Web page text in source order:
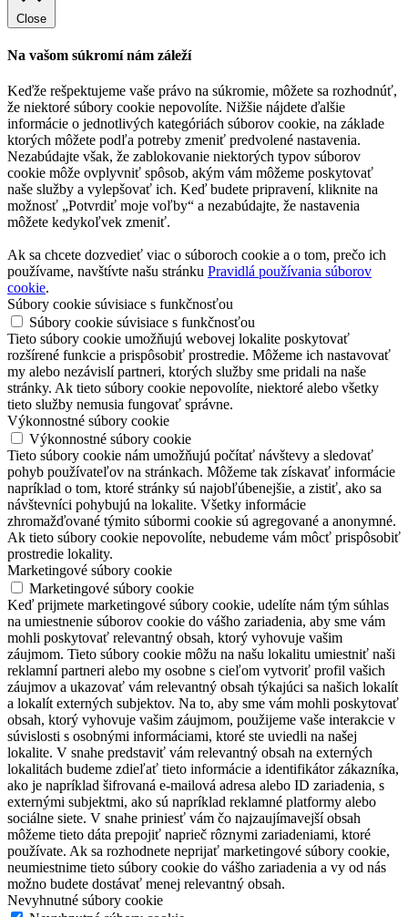
Close
Na vašom súkromí nám záleží
Keďže rešpektujeme vaše právo na súkromie, môžete sa rozhodnúť,
že niektoré súbory cookie nepovolíte. Nižšie nájdete ďalšie
informácie o jednotlivých kategóriách súborov cookie, na základe
ktorých môžete podľa potreby zmeniť predvolené nastavenia.
Nezabúdajte však, že zablokovanie niektorých typov súborov
cookie môže ovplyvniť spôsob, akým vám môžeme poskytovať
naše služby a vylepšovať ich. Keď budete pripravení, kliknite na
možnosť „Potvrdiť moje voľby“ a nezabúdajte, že nastavenia
môžete kedykoľvek zmeniť.
Ak sa chcete dozvedieť viac o súboroch cookie a o tom, prečo ich
používame, navštívte našu stránku Pravidlá používania súborov
cookie.
Súbory cookie súvisiace s funkčnosťou
Súbory cookie súvisiace s funkčnosťou
Tieto súbory cookie umožňujú webovej lokalite poskytovať
rozšírené funkcie a prispôsobiť prostredie. Môžeme ich nastavovať
my alebo nezávislí partneri, ktorých služby sme pridali na naše
stránky. Ak tieto súbory cookie nepovolíte, niektoré alebo všetky
tieto služby nemusia fungovať správne.
Výkonnostné súbory cookie
Výkonnostné súbory cookie
Tieto súbory cookie nám umožňujú počítať návštevy a sledovať
pohyb používateľov na stránkach. Môžeme tak získavať informácie
napríklad o tom, ktoré stránky sú najobľúbenejšie, a zistiť, ako sa
návštevníci pohybujú na lokalite. Všetky informácie
zhromažďované týmito súbormi cookie sú agregované a anonymné.
Ak tieto súbory cookie nepovolíte, nebudeme vám môcť prispôsobiť
prostredie lokality.
Marketingové súbory cookie
Marketingové súbory cookie
Keď prijmete marketingové súbory cookie, udelíte nám tým súhlas
na umiestnenie súborov cookie do vášho zariadenia, aby sme vám
mohli poskytovať relevantný obsah, ktorý vyhovuje vašim
záujmom. Tieto súbory cookie môžu na našu lokalitu umiestniť naši
reklamní partneri alebo my osobne s cieľom vytvoriť profil vašich
záujmov a ukazovať vám relevantný obsah týkajúci sa našich lokalít
a lokalít externých subjektov. Na to, aby sme vám mohli poskytovať
obsah, ktorý vyhovuje vašim záujmom, použijeme vaše interakcie v
súvislosti s osobnými informáciami, ktoré ste uviedli na našej
lokalite. V snahe predstaviť vám relevantný obsah na externých
lokalitách budeme zdieľať tieto informácie a identifikátor zákazníka,
ako je napríklad šifrovaná e-mailová adresa alebo ID zariadenia, s
externými subjektmi, ako sú napríklad reklamné platformy alebo
sociálne siete. V snahe priniesť vám čo najzaujímavejší obsah
môžeme tieto dáta prepojiť naprieč rôznymi zariadeniami, ktoré
používate. Ak sa rozhodnete neprijať marketingové súbory cookie,
neumiestnime tieto súbory cookie do vášho zariadenia a vy od nás
možno budete dostávať menej relevantný obsah.
Nevyhnutné súbory cookie